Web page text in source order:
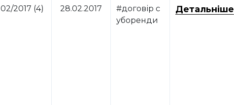
02/2017 (4) 28.02.2017
#договір с
уборенди
Детальніше